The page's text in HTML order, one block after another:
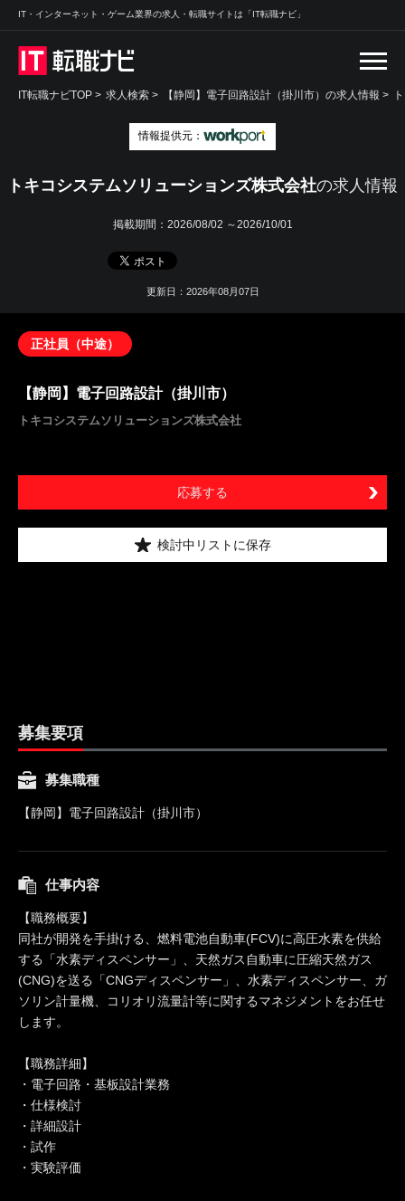
IT・インターネット・ゲーム業界の求人・転職サイトは「IT転職ナビ」
IT転職ナビTOP > 求人検索 > 【静岡】電子回路設計（掛川市）の求人情報 >
情報提供元：
トキコシステムソリューションズ株式会社の求人情報
掲載期間： 2026/08/02 ～2026/10/01
更新日：2026年08月07日
正社員（中途）
【静岡】電子回路設計（掛川市）
トキコシステムソリューションズ株式会社
応募する
検討中リストに保存
募集要項
募集職種
【静岡】電子回路設計（掛川市）
仕事内容
【職務概要】
同社が開発を手掛ける、燃料電池自動車(FCV)に高圧水素を供給
する「水素ディスペンサー」、天然ガス自動車に圧縮天然ガス
(CNG)を送る「CNGディスペンサー」、水素ディスペンサー、ガ
ソリン計量機、コリオリ流量計等に関するマネジメントをお任せ
します。
【職務詳細】
・電子回路・基板設計業務
・仕様検討
・詳細設計
・試作
・実験評価